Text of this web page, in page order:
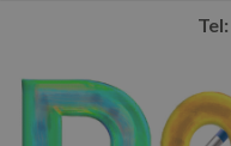
Tel: